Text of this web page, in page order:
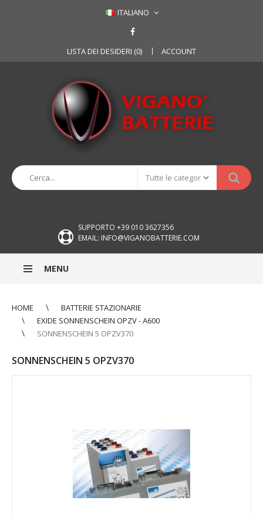
ITALIANO
LISTA DEI DESIDERI (0) ACCOUNT
SUPPORTO +39 010 3627356
EMAIL: INFO@VIGANOBATTERIE.COM
MENU
HOME
BATTERIE STAZIONARIE
EXIDE SONNENSCHEIN OPZV - A600
SONNENSCHEIN 5 OPZV370
SONNENSCHEIN 5 OPZV370